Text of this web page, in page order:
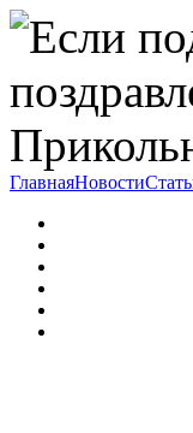
ГлавнаяНовости